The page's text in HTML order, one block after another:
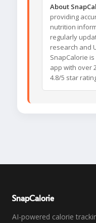
About
providing
nutrition
regularly
research and
SnapCalorie
app with over
4.8/5 star
SnapCalorie
AI-powered calorie